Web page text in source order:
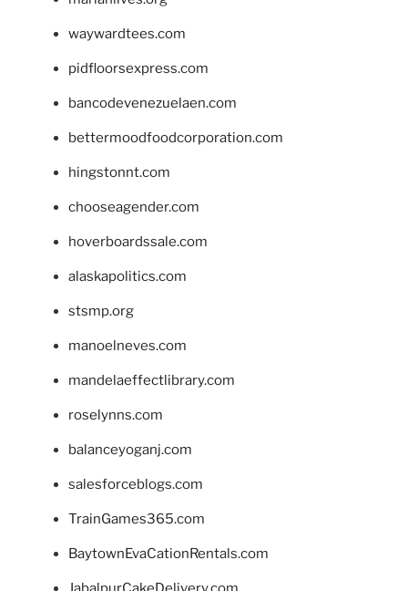
waywardtees.com
pidfloorsexpress.com
bancodevenezuelaen.com
bettermoodfoodcorporation.com
hingstonnt.com
chooseagender.com
hoverboardssale.com
alaskapolitics.com
stsmp.org
manoelneves.com
mandelaeffectlibrary.com
roselynns.com
balanceyoganj.com
salesforceblogs.com
TrainGames365.com
BaytownEvaCationRentals.com